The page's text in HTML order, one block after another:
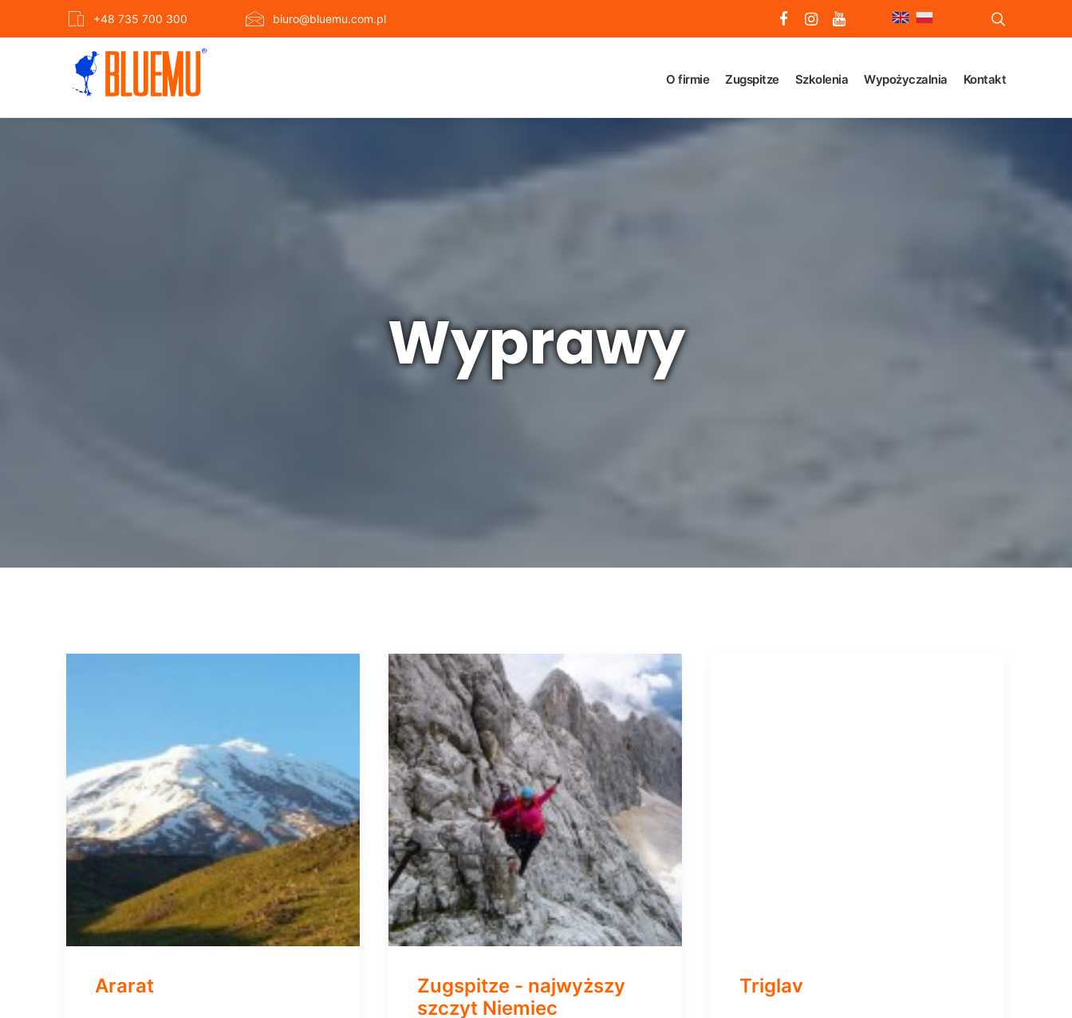
+48 735 700 300 biuro@bluemu.com.pl
O firmie Zugspitze Szkolenia Wypożyczalnia Kontakt
Wyprawy
Ararat
Zugspitze - najwyższy
szczyt Niemiec
Triglav